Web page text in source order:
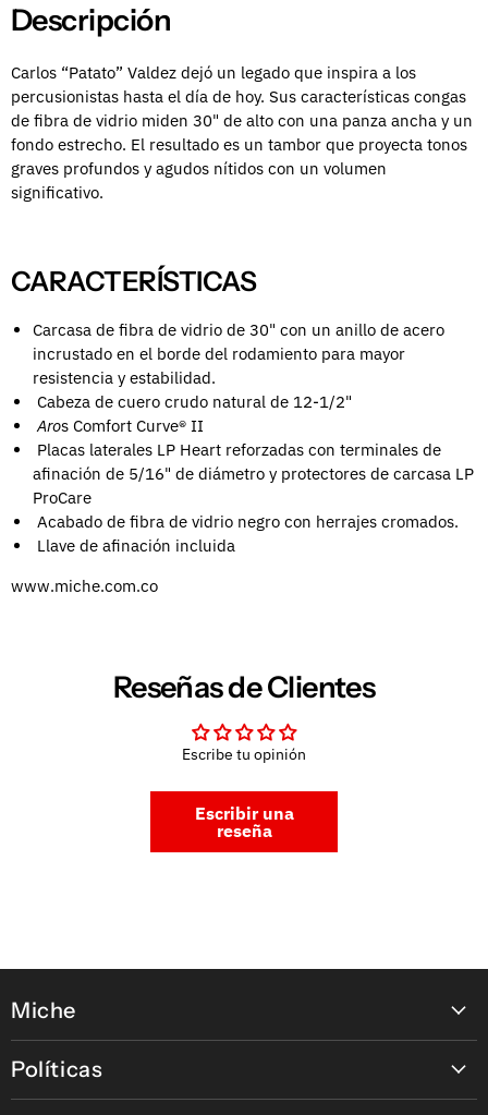
Descripción
Carlos “Patato” Valdez dejó un legado que inspira a los
percusionistas hasta el día de hoy. Sus características congas
de fibra de vidrio miden 30" de alto con una panza ancha y un
fondo estrecho. El resultado es un tambor que proyecta tonos
graves profundos y agudos nítidos con un volumen
significativo.
CARACTERÍSTICAS
Carcasa de fibra de vidrio de 30" con un anillo de acero
incrustado en el borde del rodamiento para mayor
resistencia y estabilidad.
Cabeza de cuero crudo natural de 12-1/2"
Aros Comfort Curve® II
Placas laterales LP Heart reforzadas con terminales de
afinación de 5/16" de diámetro y protectores de carcasa LP
ProCare
Acabado de fibra de vidrio negro con herrajes cromados.
Llave de afinación incluida
www.miche.com.co
Reseñas de Clientes
Escribe tu opinión
Escribir una
reseña
Miche
Nuestras tiendas
Políticas